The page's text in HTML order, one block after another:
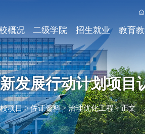
概况 二级学院 招生就业 教育
发展行动计划项目
项目 > 佐证资料 > 治理优化工程 > 正文